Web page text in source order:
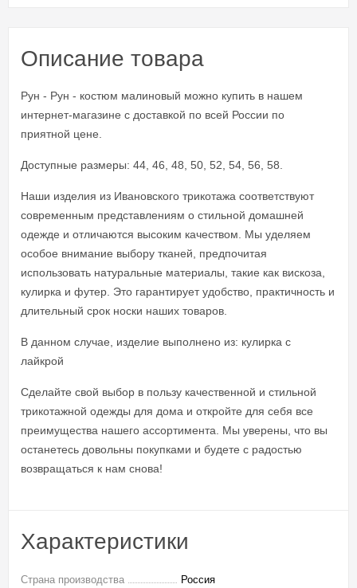
Описание товара
Рун - Рун - костюм малиновый можно купить в нашем
интернет-магазине с доставкой по всей России по
приятной цене.
Доступные размеры: 44, 46, 48, 50, 52, 54, 56, 58.
Наши изделия из Ивановского трикотажа соответствуют
современным представлениям о стильной домашней
одежде и отличаются высоким качеством. Мы уделяем
особое внимание выбору тканей, предпочитая
использовать натуральные материалы, такие как вискоза,
кулирка и футер. Это гарантирует удобство, практичность и
длительный срок носки наших товаров.
В данном случае, изделие выполнено из: кулирка с
лайкрой
Сделайте свой выбор в пользу качественной и стильной
трикотажной одежды для дома и откройте для себя все
преимущества нашего ассортимента. Мы уверены, что вы
останетесь довольны покупками и будете с радостью
возвращаться к нам снова!
Характеристики
Страна производства
Россия